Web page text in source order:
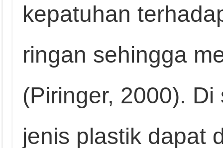
kepatuhan
ringan sehingga
(Piringer, 2000).
jenis plastik dapat